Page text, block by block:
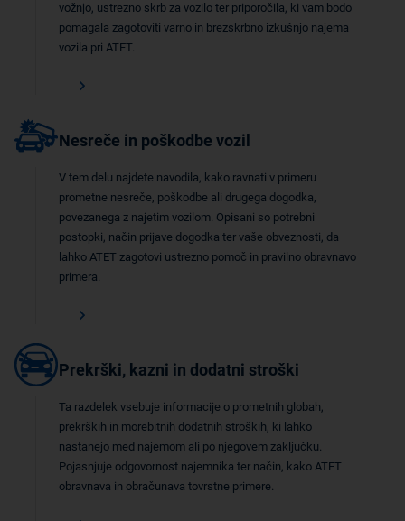
vožnjo, ustrezno skrb za vozilo ter priporočila, ki vam bodo
pomagala zagotoviti varno in brezskrbno izkušnjo najema
vozila pri ATET.
Nesreče in poškodbe vozil
V tem delu najdete navodila, kako ravnati v primeru
prometne nesreče, poškodbe ali drugega dogodka,
povezanega z najetim vozilom. Opisani so potrebni
postopki, način prijave dogodka ter vaše obveznosti, da
lahko ATET zagotovi ustrezno pomoč in pravilno obravnavo
primera.
Prekrški, kazni in dodatni stroški
Ta razdelek vsebuje informacije o prometnih globah,
prekrških in morebitnih dodatnih stroških, ki lahko
nastanejo med najemom ali po njegovem zaključku.
Pojasnjuje odgovornost najemnika ter način, kako ATET
obravnava in obračunava tovrstne primere.